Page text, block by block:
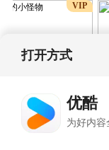
VIP
打开方式
优酷
为好内容